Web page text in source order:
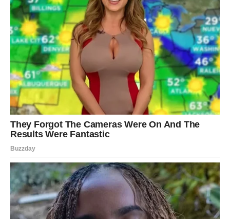
VAGA
Ljubavna sreća prati vas tokom cijelog dana.
Neko želi provoditi više vremena s vama.
Ljubavna poruka
Dajte priliku emocijama da rastu.